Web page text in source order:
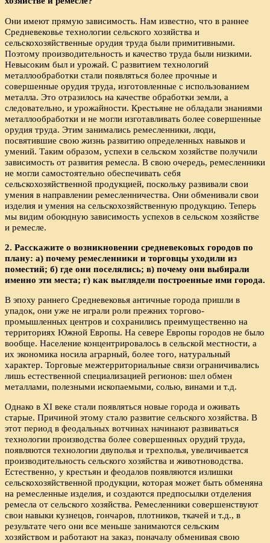
Они имеют прямую зависимость. Нам известно, что в раннее
Средневековье технологии сельского хозяйства и
сельскохозяйственные орудия труда были примитивными.
Поэтому производительность и качество труда были низкими.
Невысоким был и урожай. С развитием технологий
металлообработки стали появляться более прочные и
совершенные орудия труда, изготовленные с использованием
металла. Это отразилось на качестве обработки земли, а
следовательно, и урожайности. Крестьяне не обладали знаниями
металлообработки и не могли изготавливать более совершенные
орудия труда. Этим занимались ремесленники, люди,
посвятившие свою жизнь развитию определенных навыков и
умений. Таким образом, успехи в сельском хозяйстве получили
зависимость от развития ремесла. В свою очередь, ремесленники
не могли самостоятельно обеспечивать себя
сельскохозяйственной продукцией, поскольку развивали свои
умения в направлении ремесленничества. Они обменивали свои
изделия и умения на сельскохозяйственную продукцию. Теперь
мы видим обоюдную зависимость успехов в сельском хозяйстве
и ремесле.
2. Расскажите о возникновении средневековых городов по
плану: а) почему ремесленники и торговцы уходили из
поместий; б) где они поселялись; в) почему они выбирали
именно эти места; г) как выглядели построенные ими города.
В эпоху раннего Средневековья античные города пришли в
упадок, они уже не играли роли прежних торгово-
промышленных центров и сохранились преимущественно на
территориях Южной Европы. На севере Европы городов не было
вообще. Население концентрировалось в сельской местности, а
их экономика носила аграрный, более того, натуральный
характер. Торговые межтерриториальные связи ограничивались
лишь естественной специализацией регионов: шел обмен
металлами, полезными ископаемыми, солью, винами и т.д.
Однако в XI веке стали появляться новые города и оживать
старые. Причиной этому стало развитие сельского хозяйства. В
этот период в феодальных вотчинах начинают развиваться
технологии производства более совершенных орудий труда,
появляются технологии двуполья и трехполья, увеличивается
производительность сельского хозяйства и животноводства.
Естественно, у крестьян и феодалов появляются излишки
сельскохозяйственной продукции, которая может быть обменяна
на ремесленные изделия, и создаются предпосылки отделения
ремесла от сельского хозяйства. Ремесленники совершенствуют
свои навыки кузнецов, гончаров, плотников, ткачей и т.д., в
результате чего они все меньше занимаются сельским
хозяйством и работают на заказ, поначалу обменивая свою